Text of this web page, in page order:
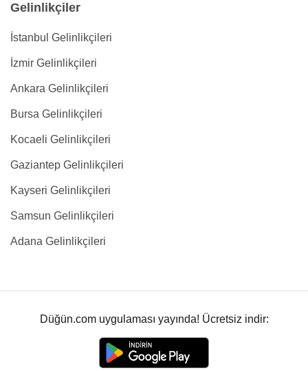
Gelinlikçiler
İstanbul Gelinlikçileri
İzmir Gelinlikçileri
Ankara Gelinlikçileri
Bursa Gelinlikçileri
Kocaeli Gelinlikçileri
Gaziantep Gelinlikçileri
Kayseri Gelinlikçileri
Samsun Gelinlikçileri
Adana Gelinlikçileri
Düğün.com uygulaması yayında! Ücretsiz indir: